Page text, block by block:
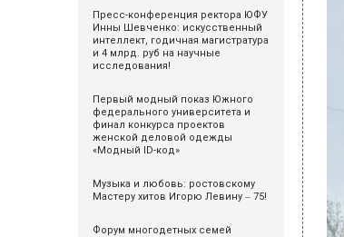
Пресс-конференция ректора ЮФУ
Инны Шевченко: искусственный
интеллект, годичная магистратура
и 4 млрд. руб на научные
исследования!
Первый модный показ Южного
федерального университета и
финал конкурса проектов
женской деловой одежды
«Модный ID-код»
Музыка и любовь: ростовскому
Мастеру хитов Игорю Левину ‒ 75!
Форум многодетных семей